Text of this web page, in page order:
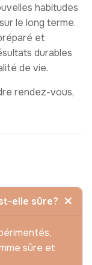
habitudes
le long terme.
et
durables
de vie.
rendez-vous,
elle sûre?
sûre et